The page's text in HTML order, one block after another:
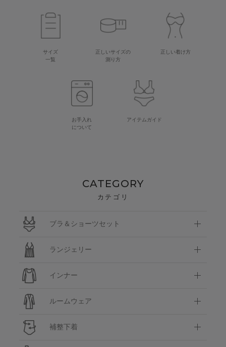
サイズ
一覧
正しいサイズの
測り方
正しい着け方
お手入れ
について
アイテムガイド
CATEGORY
カテゴリ
ブラ＆ショーツセット
ランジェリー
インナー
ルームウェア
補整下着